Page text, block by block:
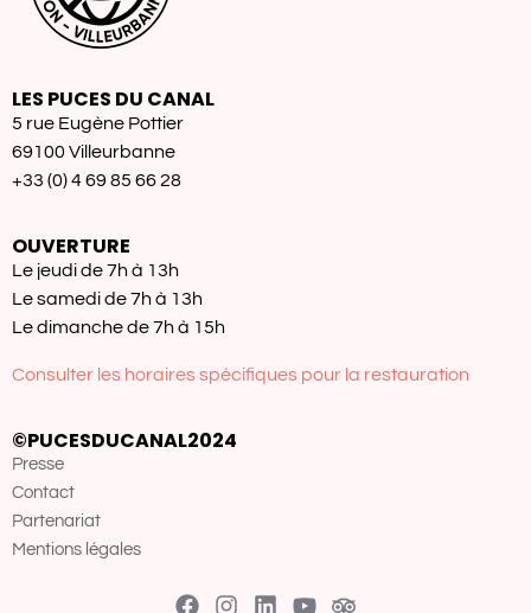
LES PUCES DU CANAL
5 rue Eugène Pottier
69100 Villeurbanne
+33 (0) 4 69 85 66 28
OUVERTURE
Le jeudi de 7h à 13h
Le samedi de 7h à 13h
Le dimanche de 7h à 15h
Consulter les horaires spécifiques pour la restauration
©PUCESDUCANAL2024
Presse
Contact
Partenariat
Mentions légales